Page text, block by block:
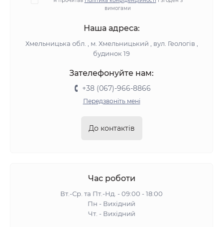
вимогами
Наша адреса:
Хмельницька обл. , м. Хмельницький , вул. Геологів ,
будинок 19
Зателефонуйте нам:
+38 (067)-966-8866
Передзвоніть мені
До контактів
Час роботи
Вт.-Ср. та Пт.-Нд. - 09:00 - 18:00
Пн - Вихідний
Чт. - Вихідний